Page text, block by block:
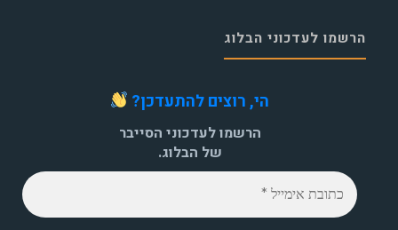
הרשמו לעדכוני הבלוג
הי, רוצים להתעדכן?
הרשמו לעדכוני הסייבר
של הבלוג.